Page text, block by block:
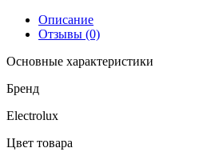
Описание
Отзывы (0)
Основные характеристики
Бренд
Electrolux
Цвет товара